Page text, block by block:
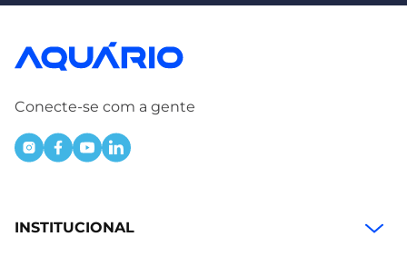
Conecte-se com a gente
INSTITUCIONAL